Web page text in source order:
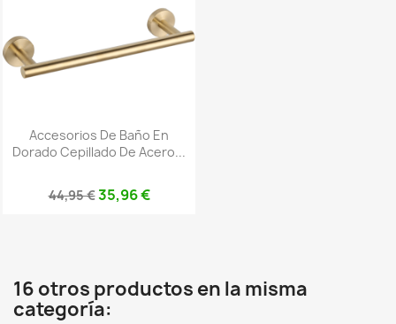
Accesorios De Baño En
Dorado Cepillado De Acero...
44,95 €35,96 €
16 otros productos en la misma
categoría: